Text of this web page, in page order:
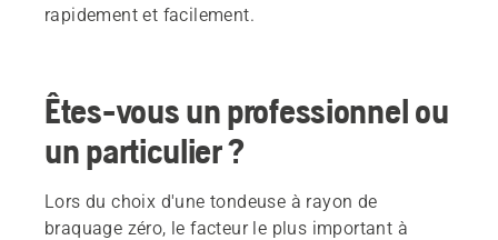
rapidement et facilement.
Êtes-vous un professionnel ou
un particulier ?
Lors du choix d'une tondeuse à rayon de
braquage zéro, le facteur le plus important à